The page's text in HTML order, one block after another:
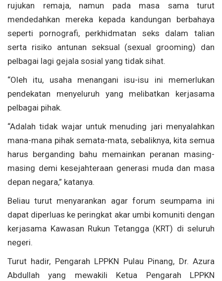
rujukan remaja, namun pada masa sama turut
mendedahkan mereka kepada kandungan berbahaya
seperti pornografi, perkhidmatan seks dalam talian
serta risiko antunan seksual (sexual grooming) dan
pelbagai lagi gejala sosial yang tidak sihat.
“Oleh itu, usaha menangani isu-isu ini memerlukan
pendekatan menyeluruh yang melibatkan kerjasama
pelbagai pihak.
“Adalah tidak wajar untuk menuding jari menyalahkan
mana-mana pihak semata-mata, sebaliknya, kita semua
harus berganding bahu memainkan peranan masing-
masing demi kesejahteraan generasi muda dan masa
depan negara,” katanya.
Beliau turut menyarankan agar forum seumpama ini
dapat diperluas ke peringkat akar umbi komuniti dengan
kerjasama Kawasan Rukun Tetangga (KRT) di seluruh
negeri.
Turut hadir, Pengarah LPPKN Pulau Pinang, Dr. Azura
Abdullah yang mewakili Ketua Pengarah LPPKN